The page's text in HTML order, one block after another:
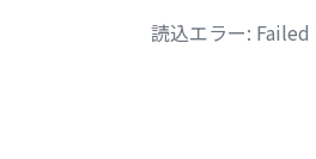
読込エラー: